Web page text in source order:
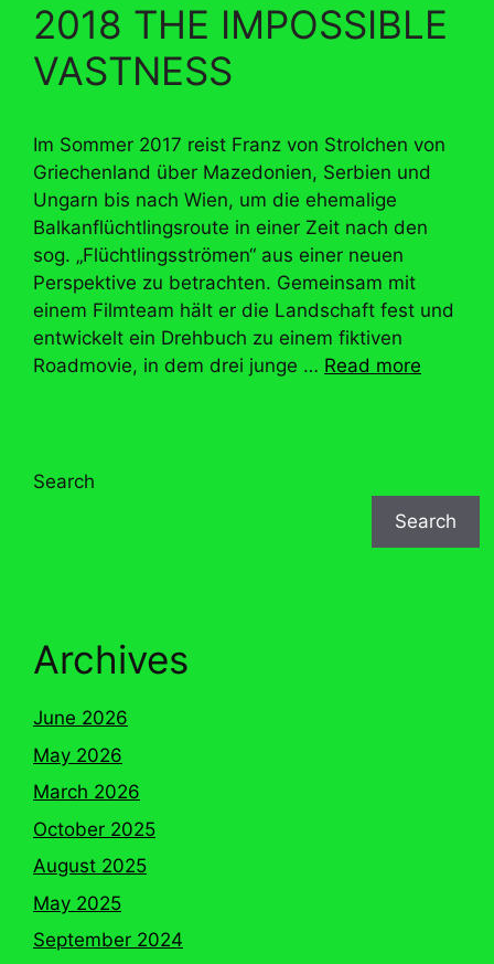
2018 THE IMPOSSIBLE
VASTNESS
Im Sommer 2017 reist Franz von Strolchen von
Griechenland über Mazedonien, Serbien und
Ungarn bis nach Wien, um die ehemalige
Balkanflüchtlingsroute in einer Zeit nach den
sog. „Flüchtlingsströmen“ aus einer neuen
Perspektive zu betrachten. Gemeinsam mit
einem Filmteam hält er die Landschaft fest und
entwickelt ein Drehbuch zu einem fiktiven
Roadmovie, in dem drei junge … Read more
Search
Search
Archives
June 2026
May 2026
March 2026
October 2025
August 2025
May 2025
September 2024